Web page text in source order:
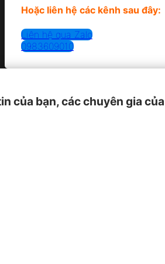
Hoặc liên hệ các kênh sau đây:
Liên hệ qua Zalo
0983609010
của bạn, các chuyên gia